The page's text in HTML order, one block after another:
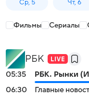
Ср, 5 Чт, 6
Фильмы Сериалы
РБК
05:35
РБК. Рынки
06:30
Главные